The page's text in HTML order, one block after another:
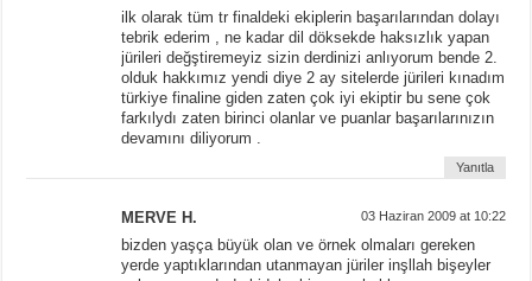
ilk olarak tüm tr finaldeki ekiplerin başarılarından dolayı
tebrik ederim , ne kadar dil döksekde haksızlık yapan
jürileri değştiremeyiz sizin derdinizi anlıyorum bende 2.
olduk hakkımız yendi diye 2 ay sitelerde jürileri kınadım
türkiye finaline giden zaten çok iyi ekiptir bu sene çok
farkılydı zaten birinci olanlar ve puanlar başarılarınızın
devamını diliyorum .
Yanıtla
MERVE H. 03 Haziran 2009 at 10:22
bizden yaşça büyük olan ve örnek olmaları gereken
yerde yaptıklarından utanmayan jüriler inşllah bişeyler